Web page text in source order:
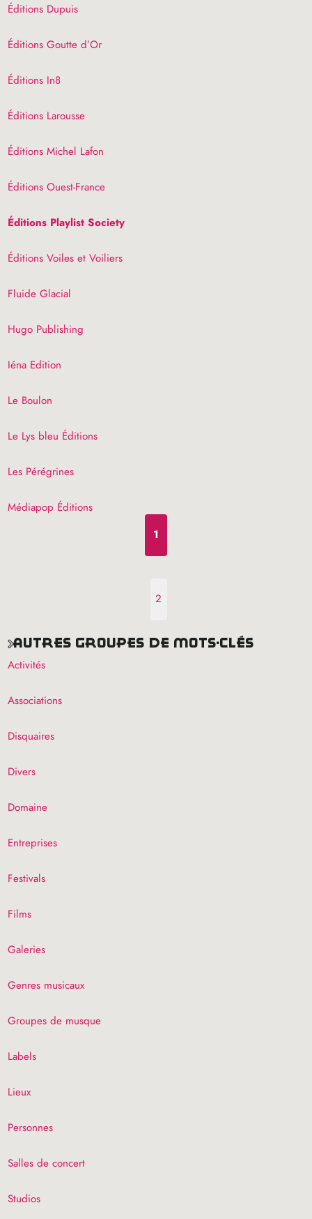
Éditions Dupuis
Éditions Goutte d’Or
Éditions In8
Éditions Larousse
Éditions Michel Lafon
Éditions Ouest-France
Éditions Playlist Society
Éditions Voiles et Voiliers
Fluide Glacial
Hugo Publishing
Iéna Edition
Le Boulon
Le Lys bleu Éditions
Les Pérégrines
Médiapop Éditions
1
2
autres groupes de mots-clés
Activités
Associations
Disquaires
Divers
Domaine
Entreprises
Festivals
Films
Galeries
Genres musicaux
Groupes de musque
Labels
Lieux
Personnes
Salles de concert
Studios